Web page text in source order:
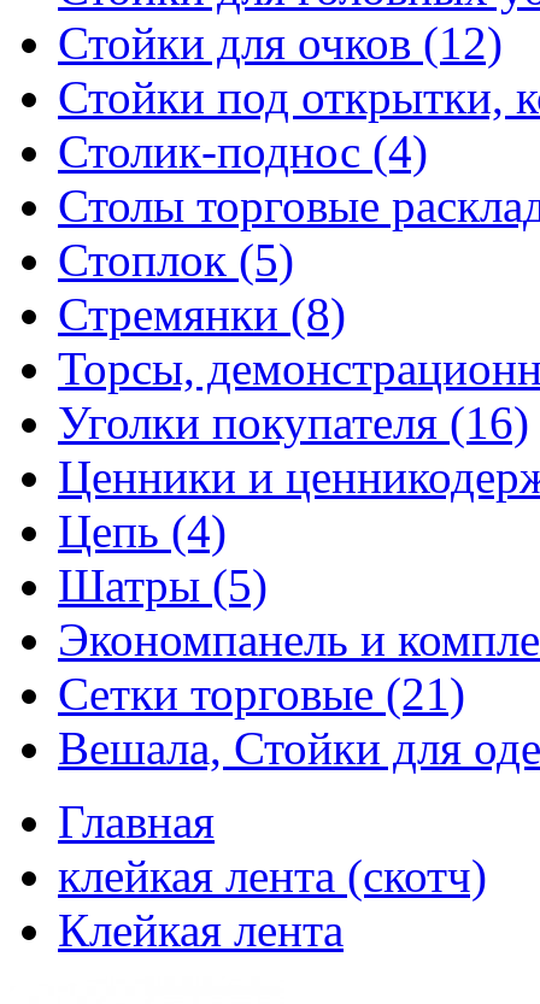
Стойки для очков (12)
Стойки под открытки,
Столик-поднос (4)
Столы торговые
Стоплок (5)
Стремянки (8)
Торсы,
Уголки покупателя (16)
Ценники и
Цепь (4)
Шатры (5)
Экономпанель и
Сетки торговые (21)
Вешала, Стойки для
Главная
клейкая лента (скотч)
Клейкая лента